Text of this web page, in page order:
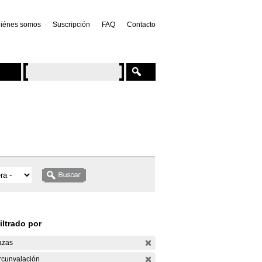
somos Suscripción FAQ Contacto
por